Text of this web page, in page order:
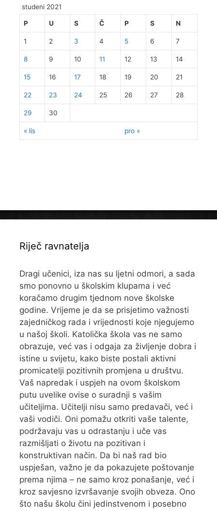
studeni 2021
P U S Č P S N
« lis pro »
1 2 3 4 5 6 7
8 9 10 11 12 13 14
15 16 17 18 19 20 21
22 23 24 25 26 27 28
29 30
Riječ ravnatelja
Dragi učenici, iza nas su ljetni odmori, a sada
smo ponovno u školskim klupama i već
koračamo drugim tjednom nove školske
godine. Vrijeme je da se prisjetimo važnosti
zajedničkog rada i vrijednosti koje njegujemo
u našoj školi. Katolička škola vas ne samo
obrazuje, već vas i odgaja za življenje dobra i
istine u svijetu, kako biste postali aktivni
promicatelji pozitivnih promjena u društvu.
Vaš napredak i uspjeh na ovom školskom
putu uvelike ovise o suradnji s vašim
učiteljima. Učitelji nisu samo predavači, već i
vaši vodiči. Oni pomažu otkriti vaše talente,
podržavaju vas u odrastanju i uče vas
razmišljati o životu na pozitivan i
konstruktivan način. Da bi naš rad bio
uspješan, važno je da pokazujete poštovanje
prema njima – ne samo kroz ponašanje, već i
kroz savjesno izvršavanje svojih obveza. Ono
što našu školu čini jedinstvenom i posebno